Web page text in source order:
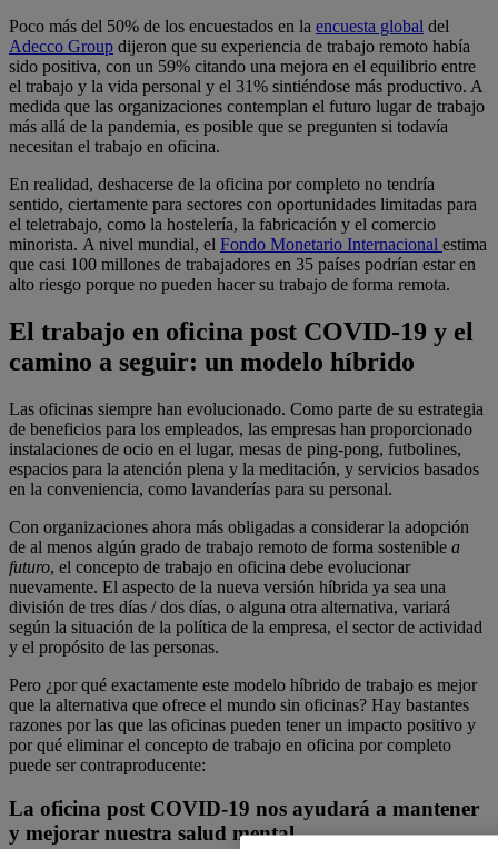
Poco más del 50% de los encuestados en la encuesta global del
Adecco Group dijeron que su experiencia de trabajo remoto había
sido positiva, con un 59% citando una mejora en el equilibrio entre
el trabajo y la vida personal y el 31% sintiéndose más productivo. A
medida que las organizaciones contemplan el futuro lugar de trabajo
más allá de la pandemia, es posible que se pregunten si todavía
necesitan el trabajo en oficina.
En realidad, deshacerse de la oficina por completo no tendría
sentido, ciertamente para sectores con oportunidades limitadas para
el teletrabajo, como la hostelería, la fabricación y el comercio
minorista. A nivel mundial, el Fondo Monetario Internacional estima
que casi 100 millones de trabajadores en 35 países podrían estar en
alto riesgo porque no pueden hacer su trabajo de forma remota.
El trabajo en oficina post COVID-19 y el
camino a seguir: un modelo híbrido
Las oficinas siempre han evolucionado. Como parte de su estrategia
de beneficios para los empleados, las empresas han proporcionado
instalaciones de ocio en el lugar, mesas de ping-pong, futbolines,
espacios para la atención plena y la meditación, y servicios basados ​​
en la conveniencia, como lavanderías para su personal.
Con organizaciones ahora más obligadas a considerar la adopción
de al menos algún grado de trabajo remoto de forma sostenible a
futuro, el concepto de trabajo en oficina debe evolucionar
nuevamente. El aspecto de la nueva versión híbrida ya sea una
división de tres días / dos días, o alguna otra alternativa, variará
según la situación de la política de la empresa, el sector de actividad
y el propósito de las personas.
Pero ¿por qué exactamente este modelo híbrido de trabajo es mejor
que la alternativa que ofrece el mundo sin oficinas? Hay bastantes
razones por las que las oficinas pueden tener un impacto positivo y
por qué eliminar el concepto de trabajo en oficina por completo
puede ser contraproducente:
La oficina post COVID-19 nos ayudará a mantener
y mejorar nuestra salud mental